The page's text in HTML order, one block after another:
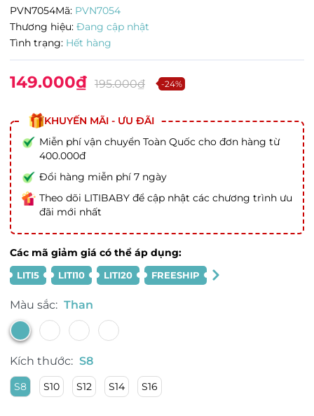
PVN7054Mã: PVN7054
Thương hiệu: Đang cập nhật
Tình trạng: Hết hàng
149.000₫ 195.000₫ -24%
KHUYẾN MÃI - ƯU ĐÃI
Miễn phí vận chuyển Toàn Quốc cho đơn hàng từ
400.000đ
Đổi hàng miễn phí 7 ngày
Theo dõi LITIBABY để cập nhật các chương trình ưu
đãi mới nhất
Các mã giảm giá có thể áp dụng:
LITI5 LITI10 LITI20 FREESHIP
Màu sắc: Than
Kích thước: S8
S8 S10 S12 S14 S16